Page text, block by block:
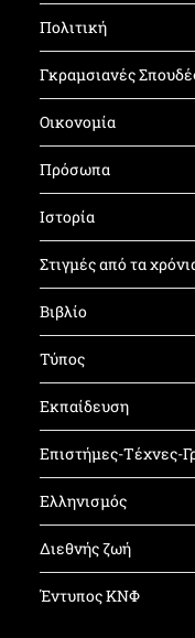
Πολιτική
Γκραμσιανές
Οικονομία
Πρόσωπα
Ιστορία
Στιγμές από τα
Βιβλίο
Τύπος
Εκπαίδευση
Επιστήμες-Τέχνες-
Ελληνισμός
Διεθνής ζωή
Έντυπος ΚΝΦ